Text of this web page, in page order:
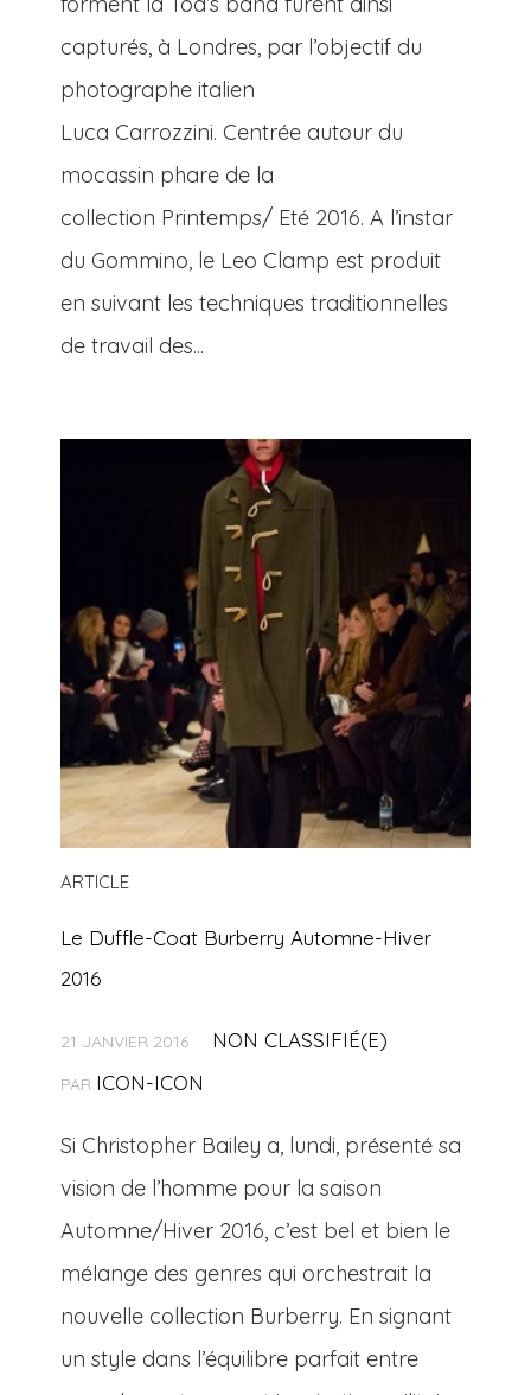
capturés, à Londres, par l’objectif du
photographe italien
Luca Carrozzini. Centrée autour du
mocassin phare de la
collection Printemps/ Eté 2016. A l’instar
du Gommino, le Leo Clamp est produit
en suivant les techniques traditionnelles
de travail des...
ARTICLE
Le Duffle-Coat Burberry Automne-Hiver
2016
21 JANVIER 2016 NON CLASSIFIÉ(E)
PAR ICON-ICON
Si Christopher Bailey a, lundi, présenté sa
vision de l’homme pour la saison
Automne/Hiver 2016, c’est bel et bien le
mélange des genres qui orchestrait la
nouvelle collection Burberry. En signant
un style dans l’équilibre parfait entre